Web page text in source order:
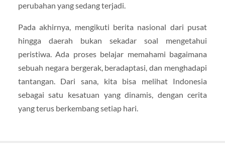
perubahan yang sedang terjadi.
Pada akhirnya, mengikuti berita nasional dari pusat
hingga daerah bukan sekadar soal mengetahui
peristiwa. Ada proses belajar memahami bagaimana
sebuah negara bergerak, beradaptasi, dan menghadapi
tantangan. Dari sana, kita bisa melihat Indonesia
sebagai satu kesatuan yang dinamis, dengan cerita
yang terus berkembang setiap hari.